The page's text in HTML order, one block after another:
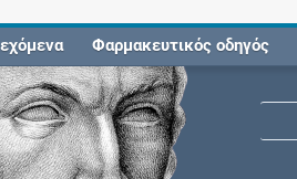
Φαρμακευτικός οδηγός